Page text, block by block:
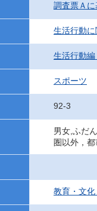
調査票Ａ
生活行動
生活行動編
スポーツ
92-3
男女,ふだ
圏以外，都
教育・文